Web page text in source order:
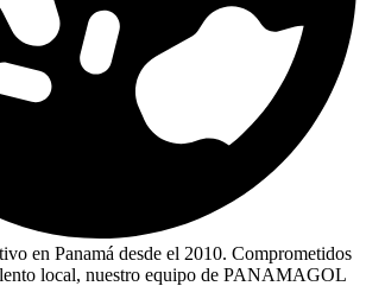
en Panamá desde el 2010. Comprometidos
local, nuestro equipo de PANAMAGOL